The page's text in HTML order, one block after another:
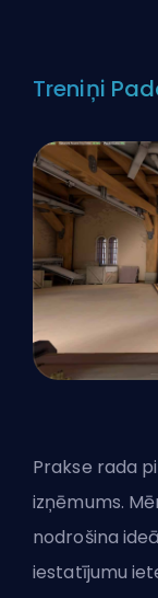
Treniņi
Prakse rada
izņēmums.
nodrošina
iestatījumu